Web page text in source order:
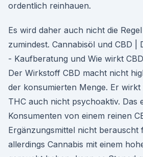
ordentlich reinhauen.
Es wird daher auch nicht die
zumindest. Cannabisöl und CBD |
- Kaufberatung und Wie wirkt
Der Wirkstoff CBD macht nicht
der konsumierten Menge. Er wirkt
THC auch nicht psychoaktiv. Das
Konsumenten von einem reinen
Ergänzungsmittel nicht berauscht
allerdings Cannabis mit einem